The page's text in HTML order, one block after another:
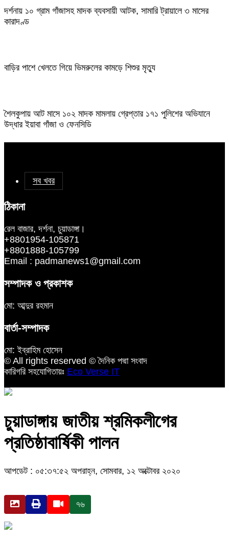
দর্শনায় ১০ গ্রাম গাঁজাসহ মাদক ব্যবসায়ী আটক, সামারি ট্রায়ালে ৩ মাসের
কারাদণ্ড
বাড়ির পাশে খেলতে গিয়ে ভিমরুলের কামড়ে শিশুর মৃত্যু
শৈলকুপায় আট মাসে ১০২ মাদক মামলায় গ্রেপ্তার ১৭১ পুলিশের অভিযানে
উদ্ধার ইয়াবা গাঁজা ও ফেনসিডি
সব খবর
ঠিকানা
রেল বাজার, দর্শনা, চুয়াডাঙ্গা।
+8801954-105871
+8801888-105799
Email : padmanews1@gmail.com
সম্পাদক ও প্রকাশক
মো: আব্দুর রহমান
বার্তা-সম্পাদক
মো: ইব্রাহিম হোসেন
© All rights reserved © দৈনিক পদ্মা সংবাদ
কারিগরি সহযোগিতায়ঃ Eco Verse IT
চুয়াডাঙ্গায় জাতীয় শ্রমিকলীগের
প্রতিষ্ঠাবার্ষিকী পালন
আপডেট : ০৫:৩৭:৫২ অপরাহ্ন, সোমবার, ১২ অক্টোবর ২০২০
৭৬